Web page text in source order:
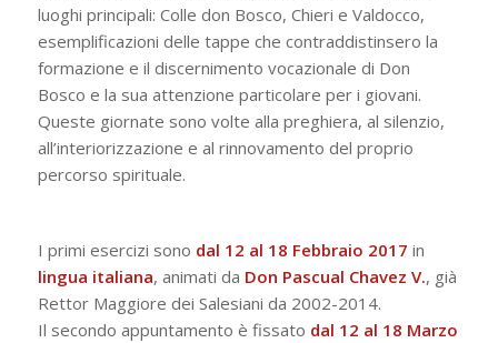
luoghi principali: Colle don Bosco, Chieri e Valdocco,
esemplificazioni delle tappe che contraddistinsero la
formazione e il discernimento vocazionale di Don
Bosco e la sua attenzione particolare per i giovani.
Queste giornate sono volte alla preghiera, al silenzio,
all’interiorizzazione e al rinnovamento del proprio
percorso spirituale.
I primi esercizi sono dal 12 al 18 Febbraio 2017 in
lingua italiana, animati da Don Pascual Chavez V., già
Rettor Maggiore dei Salesiani da 2002-2014.
Il secondo appuntamento è fissato dal 12 al 18 Marzo